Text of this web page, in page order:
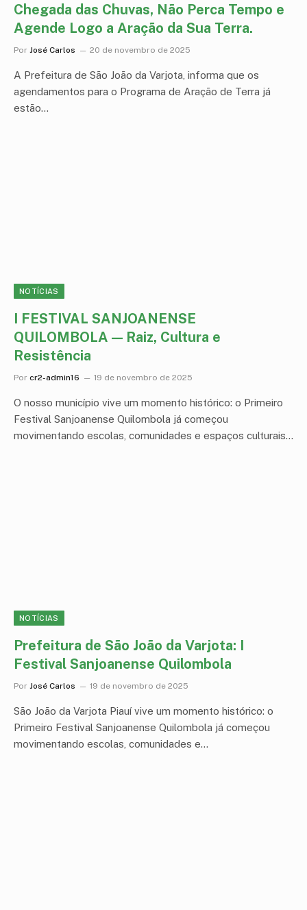
Chegada das Chuvas, Não Perca Tempo e
Agende Logo a Aração da Sua Terra.
Por José Carlos 20 de novembro de 2025
A Prefeitura de São João da Varjota, informa que os
agendamentos para o Programa de Aração de Terra já
estão…
NOTÍCIAS
I FESTIVAL SANJOANENSE
QUILOMBOLA — Raiz, Cultura e
Resistência
Por cr2-admin16 19 de novembro de 2025
O nosso município vive um momento histórico: o Primeiro
Festival Sanjoanense Quilombola já começou
movimentando escolas, comunidades e espaços culturais…
NOTÍCIAS
Prefeitura de São João da Varjota: I
Festival Sanjoanense Quilombola
Por José Carlos 19 de novembro de 2025
São João da Varjota Piauí vive um momento histórico: o
Primeiro Festival Sanjoanense Quilombola já começou
movimentando escolas, comunidades e…